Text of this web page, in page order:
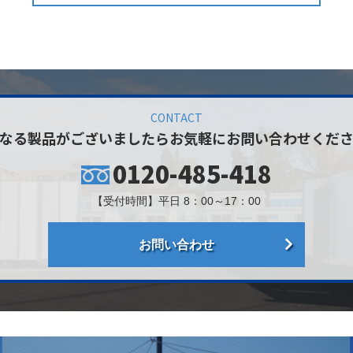
CONTACT
る製品がございましたらお気軽にお問い合わせくだ
0120-485-418
【受付時間】平日 8：00～17：00
お問い合わせ